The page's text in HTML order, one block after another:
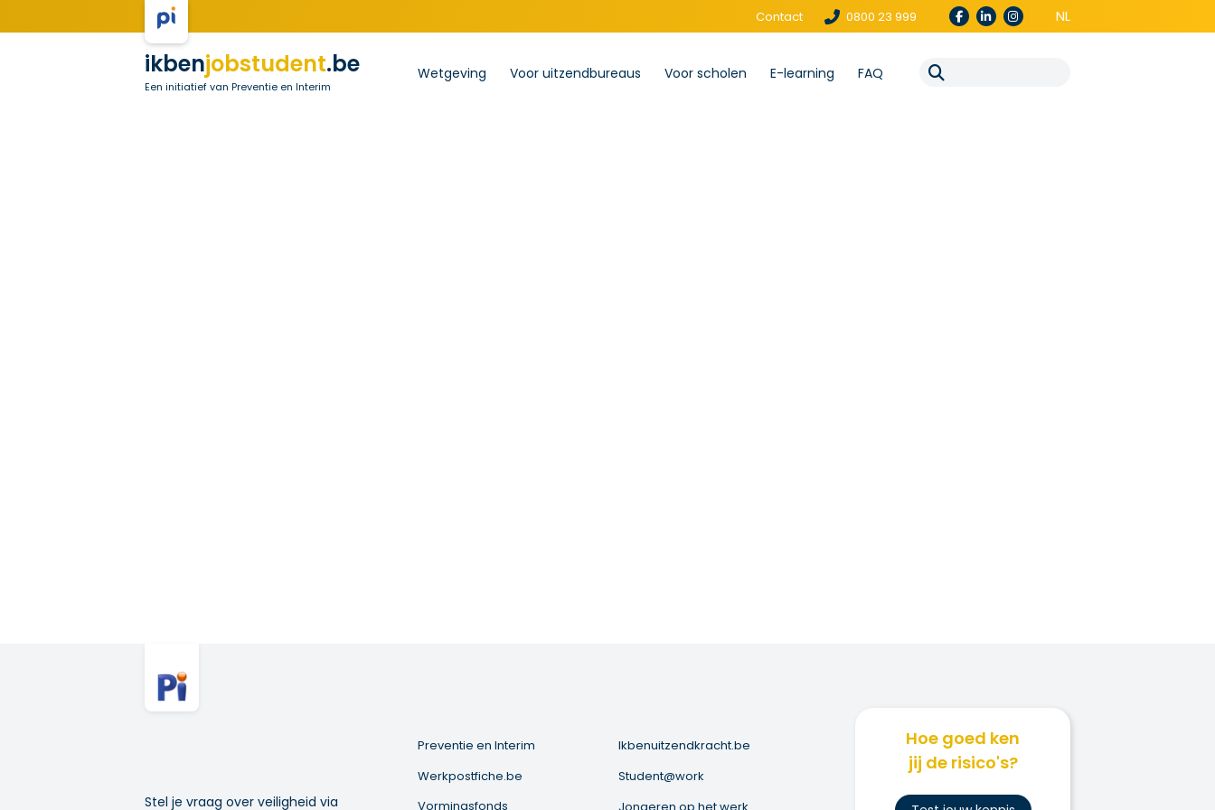
Contact 0800 23 999 NL
ikbenjobstudent.be
Een initiatief van Preventie en Interim
Wetgeving Voor uitzendbureaus Voor scholen E-learning FAQ
Stel je vraag over veiligheid via
Preventie en Interim
Werkpostfiche.be
Vormingsfonds
Ikbenuitzendkracht.be
Student@work
Hoe goed ken
jij de risico's?